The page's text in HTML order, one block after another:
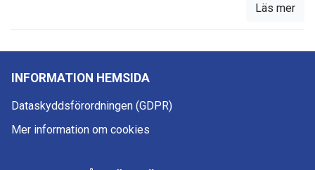
Läs mer
INFORMATION HEMSIDA
Dataskyddsförordningen (GDPR)
Mer information om cookies